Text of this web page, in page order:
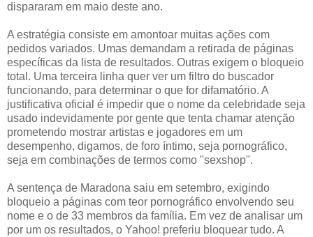
dispararam em maio deste ano.
A estratégia consiste em amontoar muitas ações com
pedidos variados. Umas demandam a retirada de páginas
específicas da lista de resultados. Outras exigem o bloqueio
total. Uma terceira linha quer ver um filtro do buscador
funcionando, para determinar o que for difamatório. A
justificativa oficial é impedir que o nome da celebridade seja
usado indevidamente por gente que tenta chamar atenção
prometendo mostrar artistas e jogadores em um
desempenho, digamos, de foro íntimo, seja pornográfico,
seja em combinações de termos como "sexshop".
A sentença de Maradona saiu em setembro, exigindo
bloqueio a páginas com teor pornográfico envolvendo seu
nome e o de 33 membros da família. Em vez de analisar um
por um os resultados, o Yahoo! preferiu bloquear tudo. A